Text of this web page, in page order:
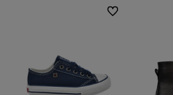
Do ulubionych